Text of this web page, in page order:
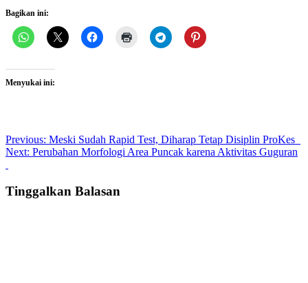
Bagikan ini:
Menyukai ini:
Post
navigation
Previous: Meski Sudah Rapid Test, Diharap Tetap Disiplin ProKes
Next: Perubahan Morfologi Area Puncak karena Aktivitas Guguran
Tinggalkan Balasan